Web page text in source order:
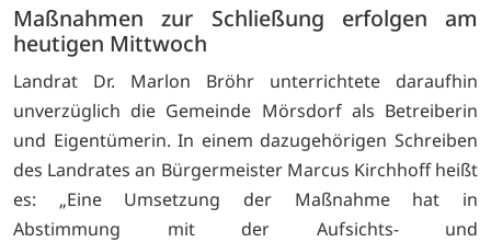
Maßnahmen zur Schließung erfolgen am
heutigen Mittwoch
Landrat Dr. Marlon Bröhr unterrichtete daraufhin
unverzüglich die Gemeinde Mörsdorf als Betreiberin
und Eigentümerin. In einem dazugehörigen Schreiben
des Landrates an Bürgermeister Marcus Kirchhoff heißt
es: „Eine Umsetzung der Maßnahme hat in
Abstimmung mit der Aufsichts- und